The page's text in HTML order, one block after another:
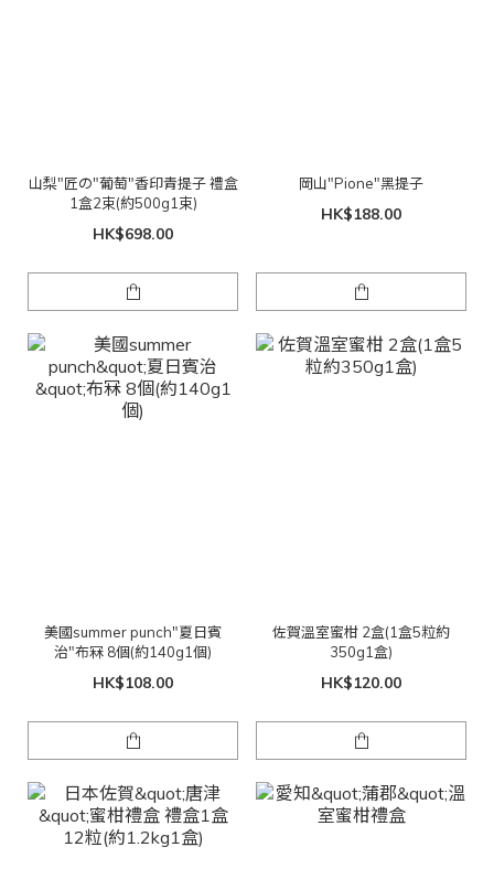
山梨"匠の"葡萄"香印青提子 禮盒
1盒2束(約500g1束)
HK$698.00
岡山"Pione"黑提子
HK$188.00
美國summer punch"夏日賓
治"布冧 8個(約140g1個)
HK$108.00
佐賀溫室蜜柑 2盒(1盒5粒約
350g1盒)
HK$120.00